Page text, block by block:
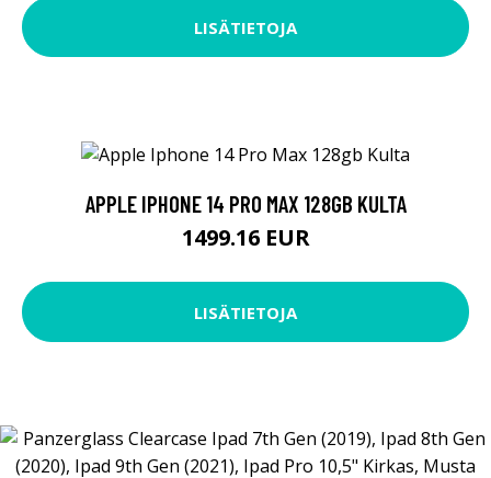
LISÄTIETOJA
APPLE IPHONE 14 PRO MAX 128GB KULTA
1499.16 EUR
LISÄTIETOJA